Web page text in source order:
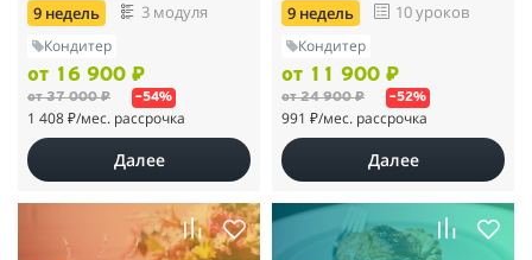
9 недель
3 модуля
Кондитер
от 16 900 ₽
от 37 000 ₽ –54%
1 408 ₽/мес. рассрочка
Далее
9 недель
10 уроков
Кондитер
от 11 900 ₽
от 24 900 ₽ –52%
991 ₽/мес. рассрочка
Далее